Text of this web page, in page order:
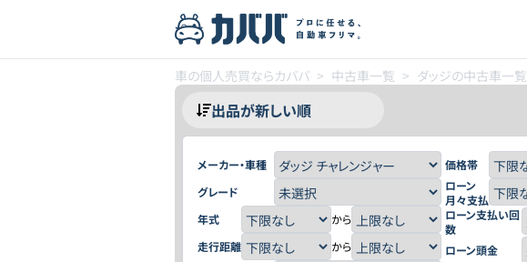
車の個人売買ならカババ > 中古車一覧 > ダッジの中古車一覧
メーカー・車種
グレード
年式
から
走行距離
から
価格帯
ローン
月々支払
ローン支払い回
数
ローン頭金